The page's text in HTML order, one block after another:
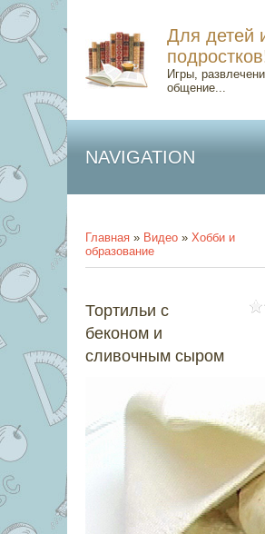
Для детей
Игры,
общение...
NAVIGATION
Главная » Видео » Хобби и
образование
Тортильи с
беконом и
сливочным сыром